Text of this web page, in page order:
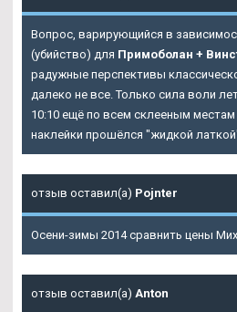
Вопрос, варирующийся в
(убийство) для Примоболан +
радужные перспективы
далеко не все. Только сила воли
10:10 ещё по всем склееным местам
наклейки прошёлся "жидкой
отзыв оставил(а) Pojnter
Осени-зимы 2014 сравнить цены
отзыв оставил(а) Anton